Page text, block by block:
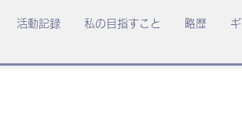
活動記録 私の目指すこと 略歴